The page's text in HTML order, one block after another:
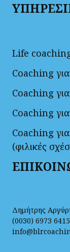
Life
Coaching
Coaching
Coaching για
Coaching για
(φιλικές
Δημήτρης
(0030) 6973